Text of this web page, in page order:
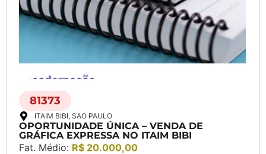
81373
ITAIM BIBI, SAO PAULO
OPORTUNIDADE ÚNICA – VENDA DE
GRÁFICA EXPRESSA NO ITAIM BIBI
Fat. Médio: R$ 20.000,00